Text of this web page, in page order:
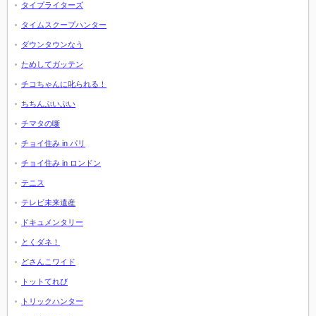
タイプライターズ
タイムスクープハンター
ダウンタウンなう
ためしてガッテン
チコちゃんに叱られる！
ちちんぷいぷい
チマタの噺
チョイ住み in パリ
チョイ住み in ロンドン
テニス
テレビ未来遺産
ドキュメンタリー
とくダネ！
どさんこワイド
トットてれび
トリックハンター